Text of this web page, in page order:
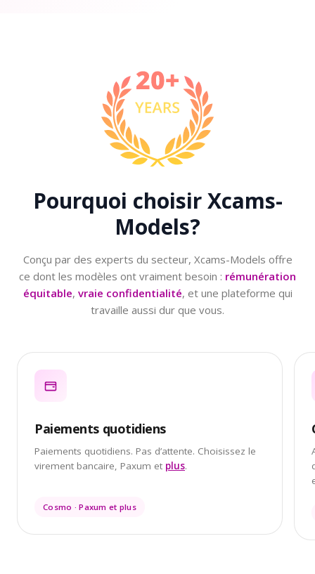
Pourquoi choisirXcams-
Models?
Conçu par des experts du secteur, Xcams-Models offre
ce dont les modèles ont vraiment besoin : rémunération
équitable, vraie confidentialité, et une plateforme qui
travaille aussi dur que vous.
Paiements quotidiens
Paiements quotidiens. Pas d’attente. Choisissez le
virement bancaire, Paxum et plus.
Cosmo · Paxum et plus